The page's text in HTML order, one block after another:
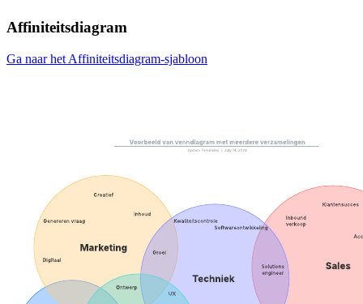
Affiniteitsdiagram
Ga naar het Affiniteitsdiagram-sjabloon